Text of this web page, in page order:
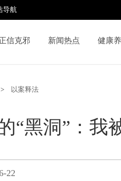
导航
信克邪 新闻热点 健康
> 以案释法
“黑洞”：我
22